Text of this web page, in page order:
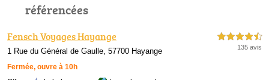
référencées
Fensch Voyages Hayange
1 Rue du Général de Gaulle, 57700 Hayange
Fermée, ouvre à 10h
4,5 étoiles sur 5
135 avis